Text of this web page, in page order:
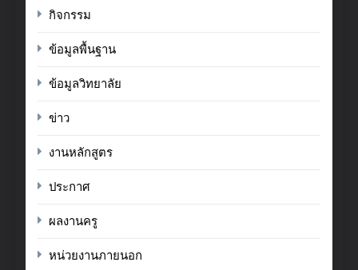
กิจกรรม
ข้อมูลพื้นฐาน
ข้อมูลวิทยาลัย
ข่าว
งานหลักสูตร
ประกาศ
ผลงานครู
หน่วยงานภายนอก